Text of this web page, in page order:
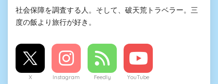
社会保障を調査する人。そして、破天荒トラベラー。三
度の飯より旅行が好き。
X Instagram Feedly YouTube